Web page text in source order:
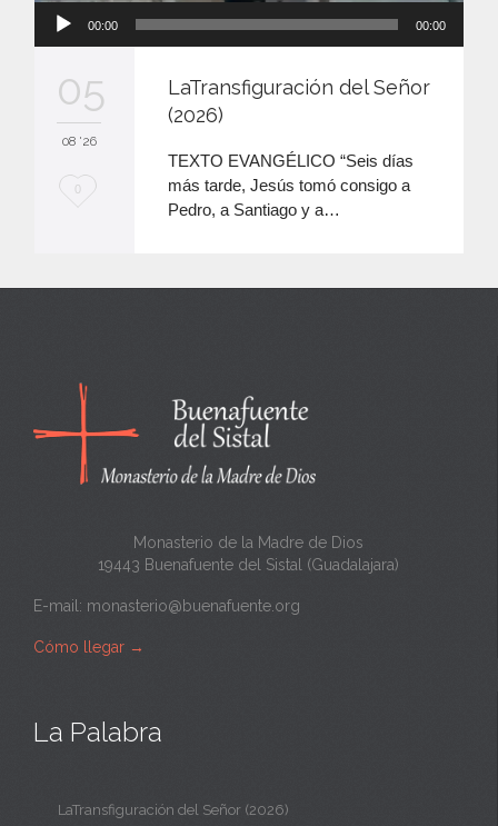
00:00 00:00
05
08 '26
M
n
a
0
LaTransfiguración del Señor
(2026)
TEXTO EVANGÉLICO “Seis días
más tarde, Jesús tomó consigo a
Pedro, a Santiago y a…
Monasterio de la Madre de Dios
19443 Buenafuente del Sistal (Guadalajara)
E-mail: monasterio@buenafuente.org
Cómo llegar →
La Palabra
LaTransfiguración del Señor (2026)